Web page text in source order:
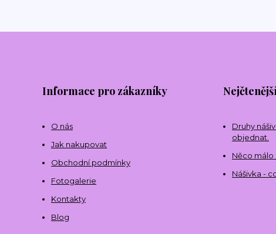
Informace pro zákazníky
O nás
Jak nakupovat
Obchodní podmínky
Fotogalerie
Kontakty
Blog
Druhy
objednat.
Něco málo
Nášivka -